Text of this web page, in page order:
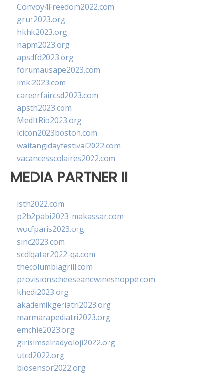
Convoy4Freedom2022.com
grur2023.org
hkhk2023.org
napm2023.org
apsdfd2023.org
forumausape2023.com
imkl2023.com
careerfaircsd2023.com
apsth2023.com
MedItRio2023.org
lcicon2023boston.com
waitangidayfestival2022.com
vacancesscolaires2022.com
MEDIA PARTNER II
isth2022.com
p2b2pabi2023-makassar.com
wocfparis2023.org
sinc2023.com
scdlqatar2022-qa.com
thecolumbiagrill.com
provisionscheeseandwineshoppe.com
khedi2023.org
akademikgeriatri2023.org
marmarapediatri2023.org
emchie2023.org
girisimselradyoloji2022.org
utcd2022.org
biosensor2022.org